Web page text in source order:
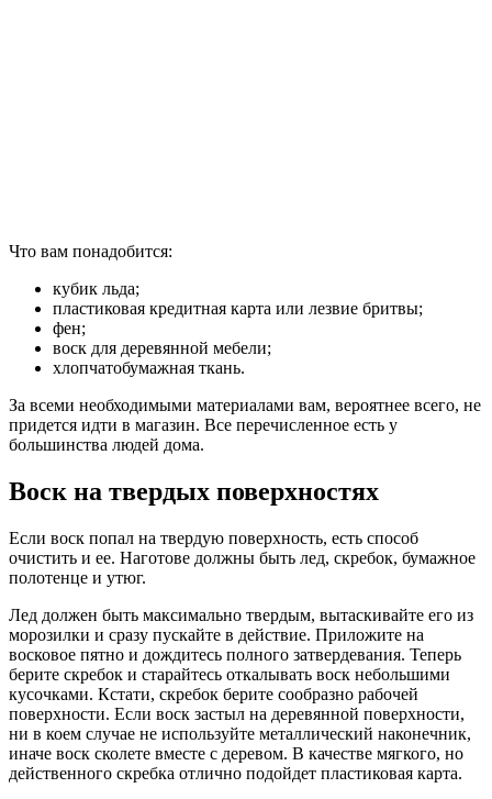
Что вам понадобится:
кубик льда;
пластиковая кредитная карта или лезвие бритвы;
фен;
воск для деревянной мебели;
хлопчатобумажная ткань.
За всеми необходимыми материалами вам, вероятнее всего, не
придется идти в магазин. Все перечисленное есть у
большинства людей дома.
Воск на твердых поверхностях
Если воск попал на твердую поверхность, есть способ
очистить и ее. Наготове должны быть лед, скребок, бумажное
полотенце и утюг.
Лед должен быть максимально твердым, вытаскивайте его из
морозилки и сразу пускайте в действие. Приложите на
восковое пятно и дождитесь полного затвердевания. Теперь
берите скребок и старайтесь откалывать воск небольшими
кусочками. Кстати, скребок берите сообразно рабочей
поверхности. Если воск застыл на деревянной поверхности,
ни в коем случае не используйте металлический наконечник,
иначе воск сколете вместе с деревом. В качестве мягкого, но
действенного скребка отлично подойдет пластиковая карта.